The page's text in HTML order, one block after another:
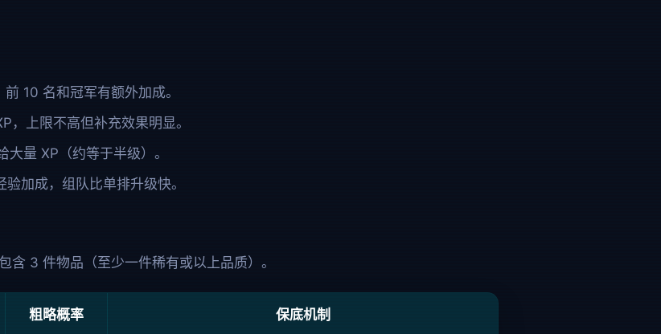
10 名和冠军有额外加成。
，上限不高但补充效果明显。
量 XP（约等于半级）。
加成，组队比单排升级快。
3 件物品（至少一件稀有或以上品质）。
粗略概率 保底机制